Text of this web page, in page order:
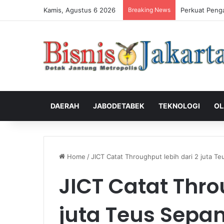
Kamis, Agustus 6 2026 Breaking News Perkuat
DAERAH JABODETABEK TEKNOLOGI
Home /JICT Catat Throughput lebih dari 2 juta
JICT Catat
juta Teus